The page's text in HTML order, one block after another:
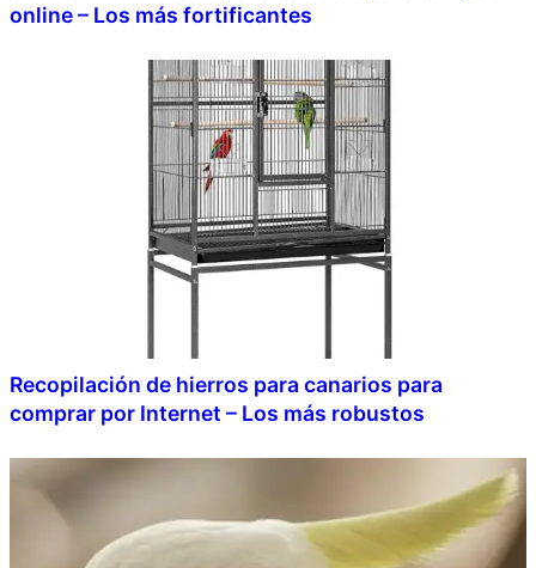
online – Los más fortificantes
Recopilación de hierros para canarios para
comprar por Internet – Los más robustos